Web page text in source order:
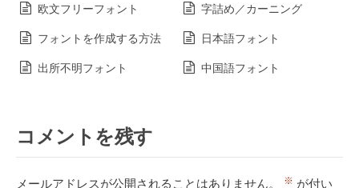
欧文フリーフォント
字詰め／カーニング
フォントを作成する方法
日本語フォント
出所不明フォント
中国語フォント
コメントを残す
メールアドレスが公開されることはありません。 ※ が付い